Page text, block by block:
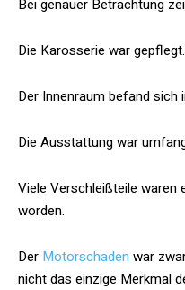
Bei genauer Betrachtung
Die Karosserie war gepflegt.
Der Innenraum befand sich
Die Ausstattung war
Viele Verschleißteile
worden.
Der Motorschaden war
nicht das einzige Merkmal